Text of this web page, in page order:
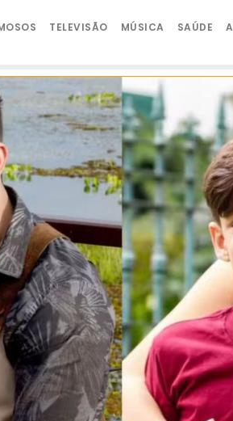
TELEVISÃO MÚSICA SAÚDE